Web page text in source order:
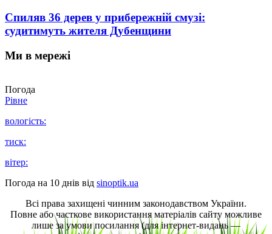
Спиляв 36 дерев у прибережній смузі:
судитимуть жителя Дубенщини
Ми в мережі
Погода
Рівне
вологість:
тиск:
вітер:
Погода на 10 днів від sinoptik.ua
Всі права захищені чинним законодавством України.
Повне або часткове використання матеріалів сайту можливе
лише за умови посилання (для інтернет-видань —